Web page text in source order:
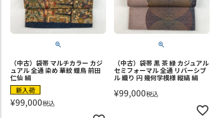
（中古）袋帯 マルチカラー カジ
ュアル 全通 染め 華紋 蝶鳥 前田
仁仙 絹
新入荷
¥99,000税込
（中古）袋帯 黒 茶 緑 カジュアル
セミフォーマル 全通 リバーシブ
ル 織り 円 幾何学模様 縦縞 絹
¥99,000税込